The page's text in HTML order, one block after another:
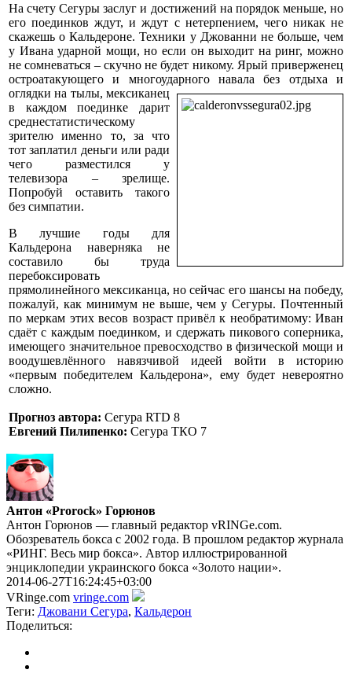
На счету Сегуры заслуг и достижений на порядок меньше, но
его поединков ждут, и ждут с нетерпением, чего никак не
скажешь о Кальдероне. Техники у Джованни не больше, чем
у Ивана ударной мощи, но если он выходит на ринг, можно
не сомневаться – скучно не будет никому. Ярый приверженец
остроатакующего и многоударного навала без отдыха и
оглядкина тылы, мексиканец
в каждом поединке дарит
среднестатистическому
зрителю именно то, за что
тот заплатил деньги или ради
чего разместился у
телевизора – зрелище.
Попробуй оставить такого
без симпатии.
В лучшие годы для
Кальдерона наверняка не
составило бы труда
перебоксировать
прямолинейного мексиканца, но сейчас его шансы на победу,
пожалуй, как минимум не выше, чем у Сегуры. Почтенный
по меркам этих весов возраст привёл к необратимому: Иван
сдаёт с каждым поединком, и сдержать пикового соперника,
имеющего значительное превосходство в физической мощи и
воодушевлённого навязчивой идеей войти в историю
«первым победителем Кальдерона», ему будет невероятно
сложно.
Прогноз автора: Сегура RTD 8
Евгений Пилипенко: Сегура ТКО 7
Антон «Prorock» Горюнов
Антон Горюнов — главный редактор vRINGe.com.
Обозреватель бокса с 2002 года. В прошлом редактор журнала
«РИНГ. Весь мир бокса». Автор иллюстрированной
энциклопедии украинского бокса «Золото нации».
2014-06-27T16:24:45+03:00
VRinge.com vringe.com
Теги: Джовани Сегура, Кальдерон
Поделиться: